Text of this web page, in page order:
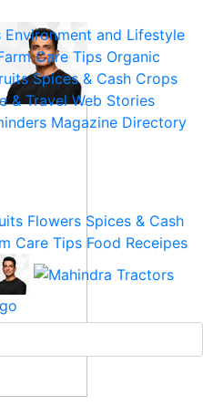
Environment and Lifestyle
Care Tips Organic
Spices & Cash Crops
& Travel Web Stories
Magazine Directory
Flowers Spices & Cash
Care Tips Food Receipes